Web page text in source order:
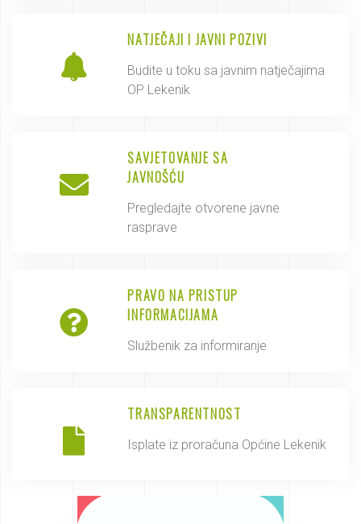
NATJEČAJI I JAVNI POZIVI
Budite u toku sa javnim natječajima
OP Lekenik
SAVJETOVANJE SA
JAVNOŠĆU
Pregledajte otvorene javne
rasprave
PRAVO NA PRISTUP
INFORMACIJAMA
Službenik za informiranje
TRANSPARENTNOST
Isplate iz proračuna Općine Lekenik